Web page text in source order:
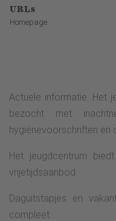
URLs
Homepage
Actuele informatie: Het
bezocht met
hygiënevoorschriften en
Het jeugdcentrum
vrijetijdsaanbod.
Daguitstapjes en
compleet.